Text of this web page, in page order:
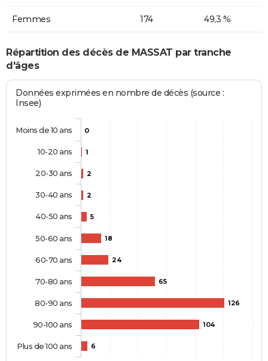
Femmes 174 49,3 %
Répartition des décès de MASSAT par tranche
d'âges
Données exprimées en nombre de décès (source :
Insee)
0
1
2
2
5
18
24
65
126
104
6
Moins de 10 ans
10-20 ans
20-30 ans
30-40 ans
40-50 ans
50-60 ans
60-70 ans
70-80 ans
80-90 ans
90-100 ans
Plus de 100 ans